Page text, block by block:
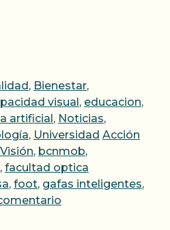
, Bienestar,
visual, educacion,
artificial, Noticias,
, Universidad Etiquetas
Acción
, bcnmob,
, facultad optica
, foot, gafas inteligentes,